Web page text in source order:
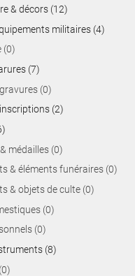
& décors (12)
militaires (4)
(0)
(7)
(0)
(2)
médailles (0)
& éléments funéraires (0)
& objets de culte (0)
(0)
(0)
(8)